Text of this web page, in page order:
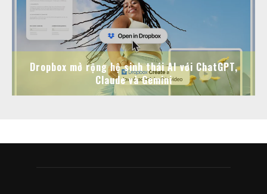
Dropbox mở rộng hệ sinh thái AI với ChatGPT,
Claude và Gemini